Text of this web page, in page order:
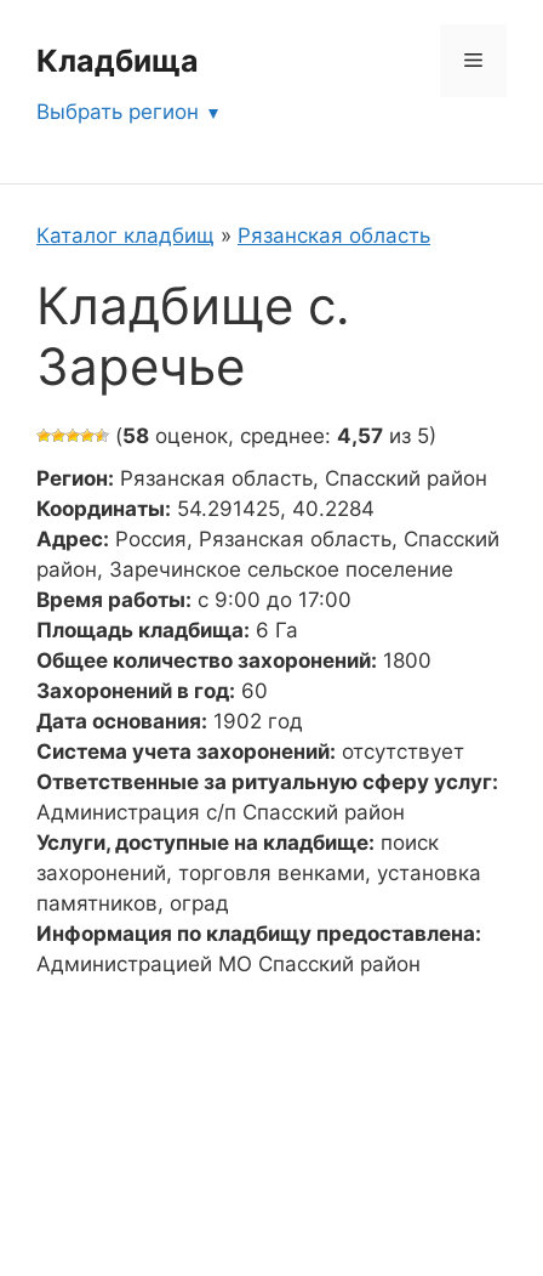
содержимому
Кладбища Меню
Выбрать регион
Каталог кладбищ » Рязанская область
Кладбище с.
Заречье
(58 оценок, среднее: 4,57 из 5)
Регион: Рязанская область, Спасский район
Координаты: 54.291425, 40.2284
Адрес: Россия, Рязанская область, Спасский
район, Заречинское сельское поселение
Время работы: с 9:00 до 17:00
Площадь кладбища: 6 Га
Общее количество захоронений: 1800
Захоронений в год: 60
Дата основания: 1902 год
Система учета захоронений: отсутствует
Ответственные за ритуальную сферу услуг:
Администрация с/п Спасский район
Услуги, доступные на кладбище: поиск
захоронений, торговля венками, установка
памятников, оград
Информация по кладбищу предоставлена:
Администрацией МО Спасский район